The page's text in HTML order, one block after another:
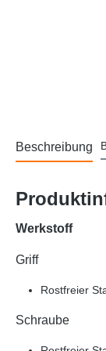
Beschreibung
Werkstoff
Griff
Rostfreier
Schraube